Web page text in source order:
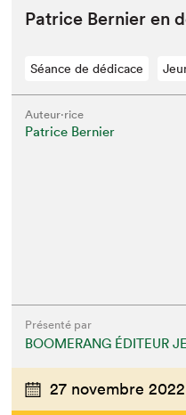
Patrice Bernier en
Séance de dédicace
Auteur·rice
Patrice Bernier
Présenté par
BOOMERANG ÉDITEUR
27 novembre